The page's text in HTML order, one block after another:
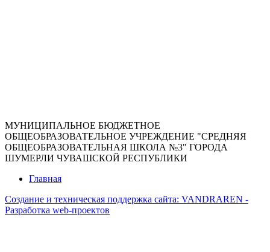
МУНИЦИПАЛЬНОЕ БЮДЖЕТНОЕ
ОБЩЕОБРАЗОВАТЕЛЬНОЕ УЧРЕЖДЕНИЕ "СРЕДНЯЯ
ОБЩЕОБРАЗОВАТЕЛЬНАЯ ШКОЛА №3" ГОРОДА
ШУМЕРЛИ ЧУВАШСКОЙ РЕСПУБЛИКИ
Главная
Создание и техническая поддержка сайта: VANDRAREN -
Разработка web-проектов